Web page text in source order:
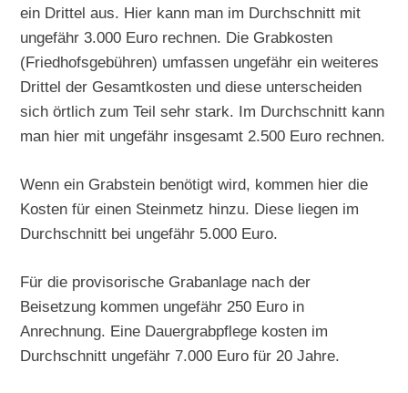
ein Drittel aus. Hier kann man im Durchschnitt mit
ungefähr 3.000 Euro rechnen. Die Grabkosten
(Friedhofsgebühren) umfassen ungefähr ein weiteres
Drittel der Gesamtkosten und diese unterscheiden
sich örtlich zum Teil sehr stark. Im Durchschnitt kann
man hier mit ungefähr insgesamt 2.500 Euro rechnen.
Wenn ein Grabstein benötigt wird, kommen hier die
Kosten für einen Steinmetz hinzu. Diese liegen im
Durchschnitt bei ungefähr 5.000 Euro.
Für die provisorische Grabanlage nach der
Beisetzung kommen ungefähr 250 Euro in
Anrechnung. Eine Dauergrabpflege kosten im
Durchschnitt ungefähr 7.000 Euro für 20 Jahre.